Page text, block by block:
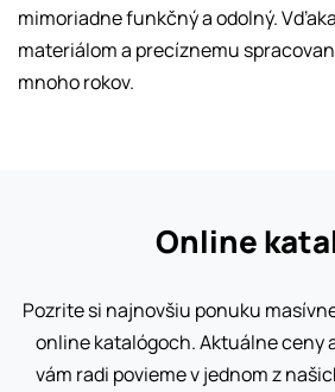
mimoriadne funkčný a odolný.
materiálom a precíznemu
mnoho rokov.
Online
Pozrite si najnovšiu ponuku
online katalógoch. Aktuálne ceny
vám radi povieme v jednom z